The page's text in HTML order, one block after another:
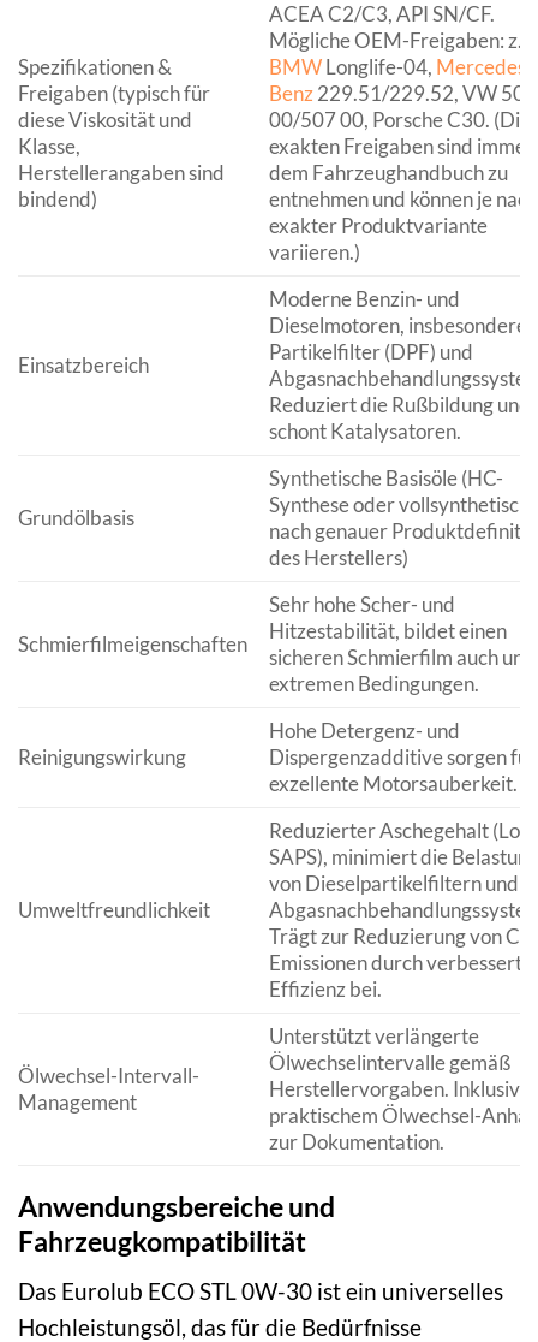
Spezifikationen &
Freigaben (typisch für
diese Viskosität und
Klasse,
Herstellerangaben sind
bindend)
ACEA C2/C3, API SN/CF.
Mögliche OEM-Freigaben:
BMWLonglife-04, Mercedes-
Benz229.51/229.52, VW 504
00/507 00, Porsche C30. (Die
exakten Freigaben sind immer
dem Fahrzeughandbuch zu
entnehmen und können je nach
exakter Produktvariante
variieren.)
Einsatzbereich
Moderne Benzin- und
Dieselmotoren, insbesondere
Partikelfilter (DPF) und
Reduziert die Rußbildung und
schont Katalysatoren.
Grundölbasis
Synthetische Basisöle (HC-
Synthese oder vollsynthetisch,
nach genauer
des Herstellers)
Schmierfilmeigenschaften
Sehr hohe Scher- und
Hitzestabilität, bildet einen
sicheren Schmierfilm auch
extremen Bedingungen.
Reinigungswirkung
Hohe Detergenz- und
Dispergenzadditive sorgen für
exzellente Motorsauberkeit.
Umweltfreundlichkeit
Reduzierter Aschegehalt (Low
SAPS), minimiert die Belastung
von Dieselpartikelfiltern und
Trägt zur Reduzierung von
Emissionen durch verbesserte
Effizienz bei.
Ölwechsel-Intervall-
Management
Unterstützt verlängerte
Ölwechselintervalle gemäß
Herstellervorgaben. Inklusive
praktischem Ölwechsel-
zur Dokumentation.
Anwendungsbereiche und
Fahrzeugkompatibilität
Das Eurolub ECO STL 0W-30 ist ein universelles
Hochleistungsöl, das für die Bedürfnisse